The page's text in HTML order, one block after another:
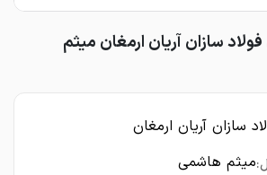
سازان آریان ارمغان میثم
سازان آریان ارمغان
میثم هاشمی